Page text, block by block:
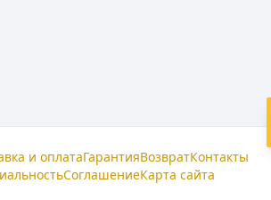
и оплатаГарантияВозвратКонтакты
СоглашениеКарта сайта